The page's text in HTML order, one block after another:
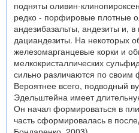
подняты оливин-
редко - порфировые плотные
андезибазальты, андезиты и,
дациандезиты. На некоторых
железомарганцевые корки и
мелкокристаллических
сильно различаются по своим
Вероятнее всего, подводный
Эдельштейна имеет
Он начал формироваться в
часть сформировалась в